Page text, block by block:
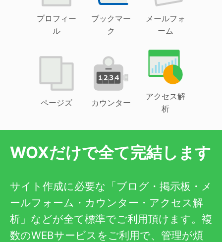
プロフィー
ル
ブックマー
ク
メールフォ
ーム
ページズ カウンター
アクセス解
析
WOXだけで全て完結します
サイト作成に必要な「ブログ・掲示板・メ
ールフォーム・カウンター・アクセス解
析」などが全て標準でご利用頂けます。複
数のWEBサービスをご利用で、管理が煩